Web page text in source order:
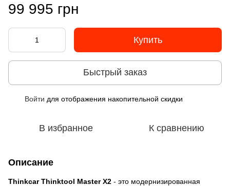
99 995 грн
Купить
Быстрый заказ
Войти для отображения накопительной скидки
В избранное К сравнению
Описание
Thinkcar Thinktool Master X2 - это модернизированная